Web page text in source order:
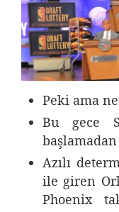
Peki ama
Bu gece
Azılı
ile giren
Phoenix